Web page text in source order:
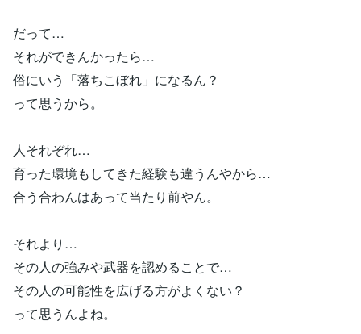
だって…
それができんかったら…
俗にいう「落ちこぼれ」になるん？
って思うから。
人それぞれ…
育った環境もしてきた経験も違うんやから…
合う合わんはあって当たり前やん。
それより…
その人の強みや武器を認めることで…
その人の可能性を広げる方がよくない？
って思うんよね。